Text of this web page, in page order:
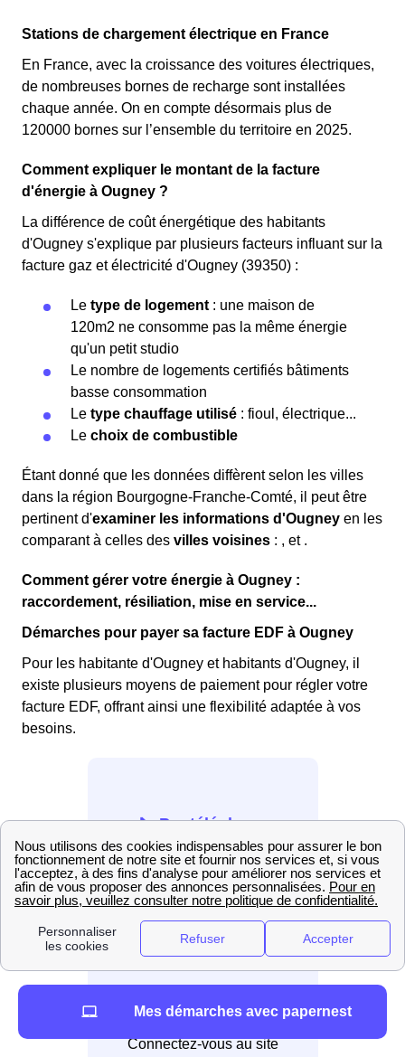
Stations de chargement électrique en France
En France, avec la croissance des voitures électriques,
de nombreuses bornes de recharge sont installées
chaque année. On en compte désormais plus de
120000 bornes sur l’ensemble du territoire en 2025.
Comment expliquer le montant de la facture
d'énergie à Ougney ?
La différence de coût énergétique des habitants
d'Ougney s'explique par plusieurs facteurs influant sur la
facture gaz et électricité d'Ougney (39350) :
Le type de logement : une maison de
120m2 ne consomme pas la même énergie
qu'un petit studio
Le nombre de logements certifiés bâtiments
basse consommation
Le type chauffage utilisé : fioul, électrique...
Le choix de combustible
Étant donné que les données diffèrent selon les villes
dans la région Bourgogne-Franche-Comté, il peut être
pertinent d'examiner les informations d'Ougney en les
comparant à celles des villes voisines : , et .
Comment gérer votre énergie à Ougney :
raccordement, résiliation, mise en service...
Démarches pour payer sa facture EDF à Ougney
Pour les habitante d'Ougney et habitants d'Ougney, il
existe plusieurs moyens de paiement pour régler votre
facture EDF, offrant ainsi une flexibilité adaptée à vos
besoins.
📞 Par téléphone
Appelez au 3404
Connectez-vous au site
Mes démarches avec papernest